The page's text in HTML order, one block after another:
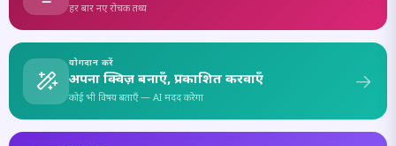
हर बार नए रोचक तथ्य
योगदान करें
अपना क्विज़ बनाएँ, प्रकाशित करवाएँ
कोई भी विषय बताएँ — AI मदद करेगा